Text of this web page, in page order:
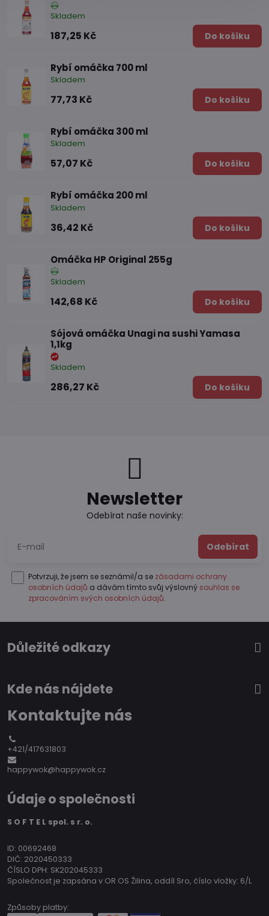
Skladem
187,25 Kč Do košíku
Rybí omáčka 700 ml
Skladem
77,73 Kč Do košíku
Rybí omáčka 300 ml
Skladem
57,07 Kč Do košíku
Rybí omáčka 200 ml
Skladem
36,42 Kč Do košíku
Omáčka HP Original 255g
Skladem
142,68 Kč Do košíku
Sójová omáčka Unagi na sushi Yamasa
1,1kg
Skladem
286,27 Kč Do košíku
Newsletter
Odebírat naše novinky:
Odebírat
Potvrzuji, že jsem se seznámil/a se zásadami ochrany
osobních údajů a dávám tímto svůj výslovný souhlas se
zpracováním svých osobních údajů.
Důležité odkazy
Kde nás nájdete
Kontaktujte nás
+421/417631803
happywok@happywok.cz
Údaje o společnosti
S O F T E L spol. s r. o.
ID: 00692468
DIČ: 2020450333
ČÍSLO DPH: SK202045333
Společnost je zapsána v OR OS Žilina, oddíl Sro, číslo vložky: 6/L
Způsoby platby: